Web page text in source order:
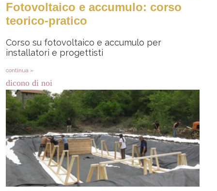
Fotovoltaico e accumulo: corso
teorico-pratico
Corso su fotovoltaico e accumulo per
installatori e progettisti
continua »
dicono di noi